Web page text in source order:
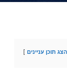
הצג תוכן עניינים